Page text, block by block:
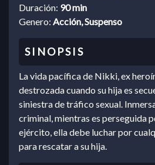
Duración: 90 min
Genero: Acción, Suspenso
La vida pacífica de Nikki, ex
destrozada cuando su hija es
siniestra de tráfico sexual.
criminal, mientras es perseguida
ejército, ella debe luchar por
para rescatar a su hija.